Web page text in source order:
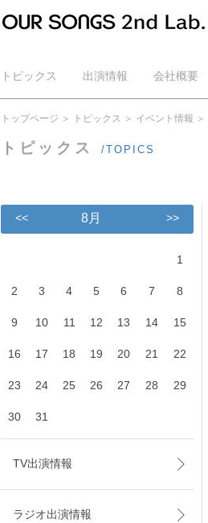
トピックス 出演情報 会社概要
公式YouTube
トップページ トピックス イベント情報
トピックス /TOPICS
<< 8月 >>
1
2 3 4 5 6 7 8
9 10 11 12 13 14 15
16 17 18 19 20 21 22
23 24 25 26 27 28 29
30 31
TV出演情報
ラジオ出演情報